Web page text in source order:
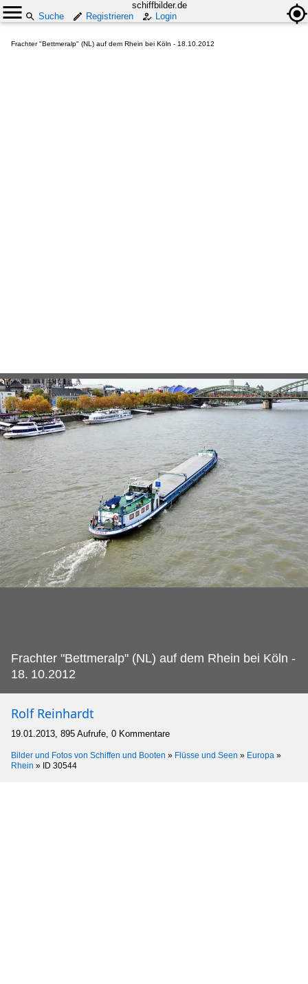
schiffbilder.de
Suche
Registrieren Login
Frachter "Bettmeralp" (NL) auf dem Rhein bei Köln - 18.10.2012
Frachter "Bettmeralp" (NL) auf dem Rhein bei Köln -
18. 10.2012
Rolf Reinhardt
19.01.2013, 895 Aufrufe, 0 Kommentare
Bilder und Fotos von Schiffen und Booten » Flüsse und Seen » Europa »
Rhein » ID 30544